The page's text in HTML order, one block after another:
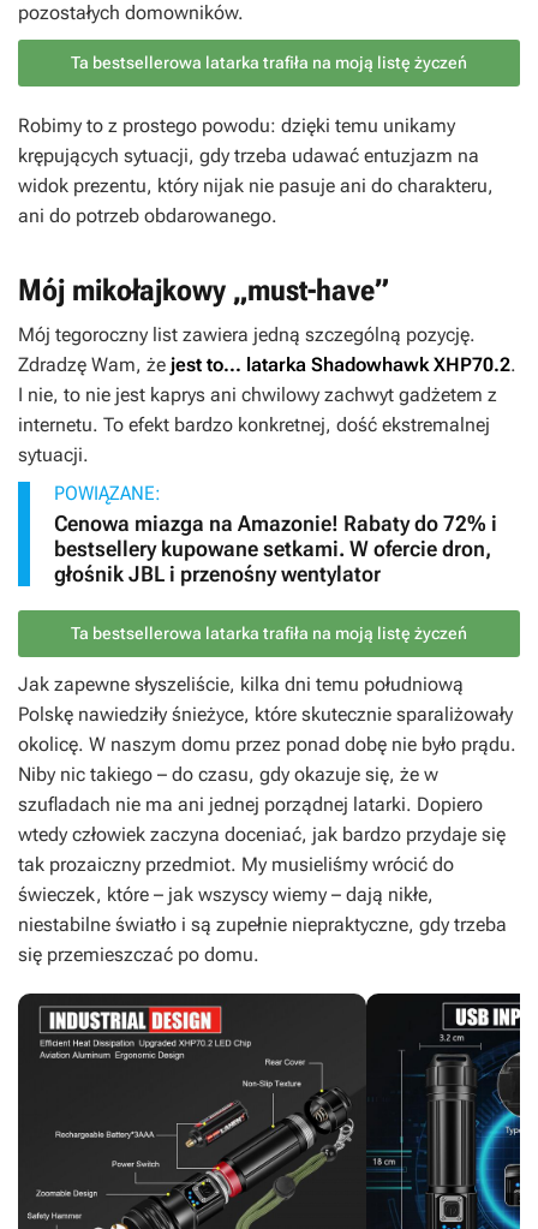
pozostałych domowników.
Ta bestsellerowa latarka trafiła na moją listę życzeń
Robimy to z prostego powodu: dzięki temu unikamy
krępujących sytuacji, gdy trzeba udawać entuzjazm na
widok prezentu, który nijak nie pasuje ani do charakteru,
ani do potrzeb obdarowanego.
Mój mikołajkowy „must-have”
Mój tegoroczny list zawiera jedną szczególną pozycję.
Zdradzę Wam, że jest to... latarka Shadowhawk XHP70.2.
I nie, to nie jest kaprys ani chwilowy zachwyt gadżetem z
internetu. To efekt bardzo konkretnej, dość ekstremalnej
sytuacji.
POWIĄZANE:
Cenowa miazga na Amazonie! Rabaty do 72% i
bestsellery kupowane setkami. W ofercie dron,
głośnik JBL i przenośny wentylator
Ta bestsellerowa latarka trafiła na moją listę życzeń
Jak zapewne słyszeliście, kilka dni temu południową
Polskę nawiedziły śnieżyce, które skutecznie sparaliżowały
okolicę. W naszym domu przez ponad dobę nie było prądu.
Niby nic takiego – do czasu, gdy okazuje się, że w
szufladach nie ma ani jednej porządnej latarki. Dopiero
wtedy człowiek zaczyna doceniać, jak bardzo przydaje się
tak prozaiczny przedmiot. My musieliśmy wrócić do
świeczek, które – jak wszyscy wiemy – dają nikłe,
niestabilne światło i są zupełnie niepraktyczne, gdy trzeba
się przemieszczać po domu.